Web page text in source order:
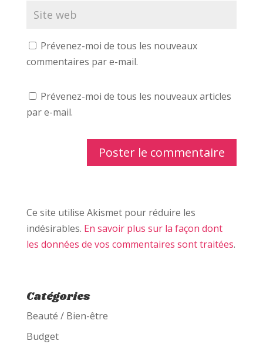
Prévenez-moi de tous les nouveaux
commentaires par e-mail.
Prévenez-moi de tous les nouveaux articles
par e-mail.
Ce site utilise Akismet pour réduire les
indésirables. En savoir plus sur la façon dont
les données de vos commentaires sont traitées.
Catégories
Beauté / Bien-être
Budget